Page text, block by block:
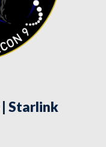
| Starlink